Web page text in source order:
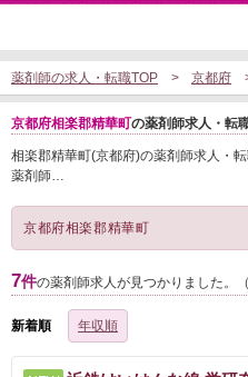
薬剤師の求人・転職TOP 京都府
京都府相楽郡精華町の薬剤師求人・転
相楽郡精華町(京都府)の薬剤師求人・
薬剤師…
京都府相楽郡精華町
7件の薬剤師求人が見つかりました。（
新着順 年収順